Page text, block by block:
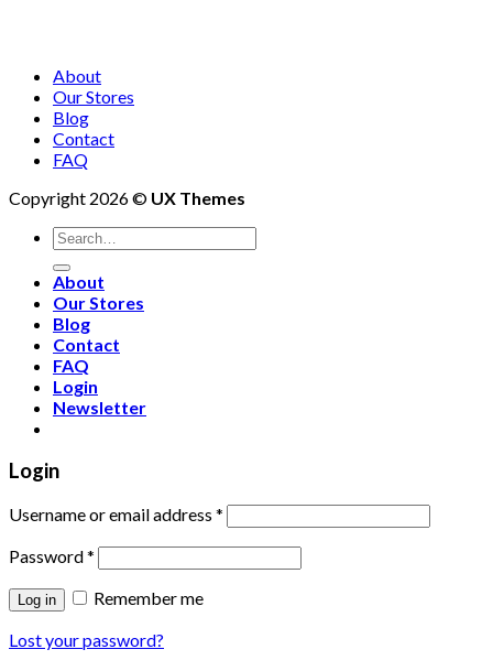
About
Our Stores
Blog
Contact
FAQ
Copyright 2026 © UX Themes
About
Our Stores
Blog
Contact
FAQ
Login
Newsletter
Login
Username or email address *
Password*
Log in
Remember me
Lost your password?